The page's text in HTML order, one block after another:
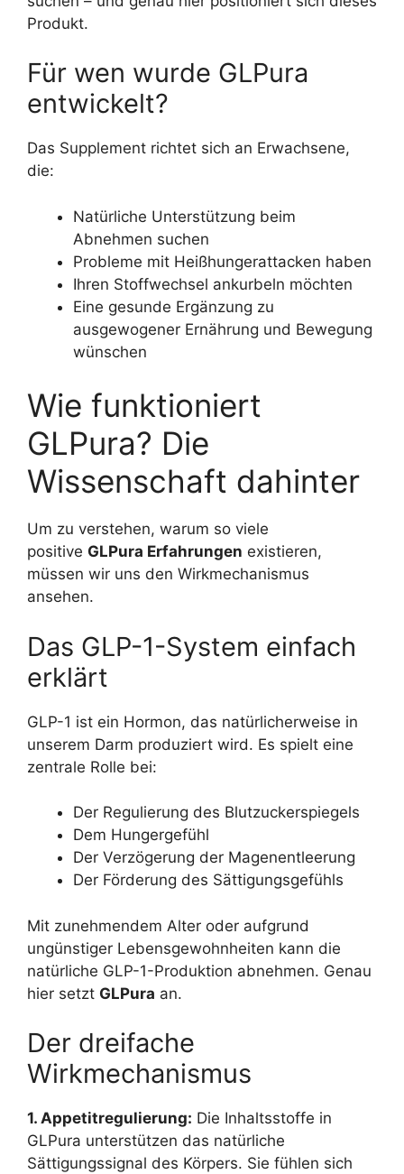
Produkt.
Für wen wurde GLPura
entwickelt?
Das Supplement richtet sich an Erwachsene,
die:
Natürliche Unterstützung beim
Abnehmen suchen
Probleme mit Heißhungerattacken haben
Ihren Stoffwechsel ankurbeln möchten
Eine gesunde Ergänzung zu
ausgewogener Ernährung und Bewegung
wünschen
Wie funktioniert
GLPura? Die
Wissenschaft dahinter
Um zu verstehen, warum so viele
positive GLPura Erfahrungen existieren,
müssen wir uns den Wirkmechanismus
ansehen.
Das GLP-1-System einfach
erklärt
GLP-1 ist ein Hormon, das natürlicherweise in
unserem Darm produziert wird. Es spielt eine
zentrale Rolle bei:
Der Regulierung des Blutzuckerspiegels
Dem Hungergefühl
Der Verzögerung der Magenentleerung
Der Förderung des Sättigungsgefühls
Mit zunehmendem Alter oder aufgrund
ungünstiger Lebensgewohnheiten kann die
natürliche GLP-1-Produktion abnehmen. Genau
hier setzt GLPura an.
Der dreifache
Wirkmechanismus
1. Appetitregulierung: Die Inhaltsstoffe in
GLPura unterstützen das natürliche
Sättigungssignal des Körpers. Sie fühlen sich